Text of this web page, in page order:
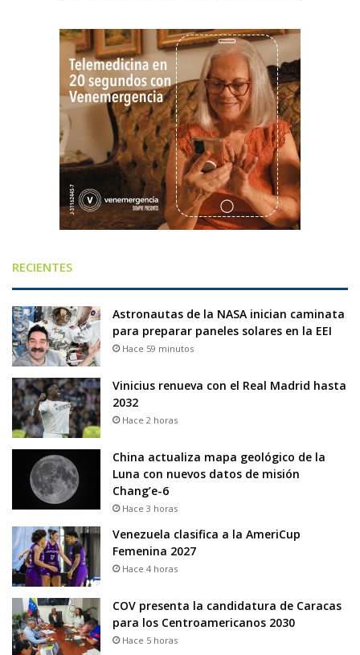
RECIENTES
Astronautas de la NASA inician caminata
para preparar paneles solares en la EEI
Hace 59 minutos
Vinicius renueva con el Real Madrid hasta
2032
Hace 2 horas
China actualiza mapa geológico de la
Luna con nuevos datos de misión
Chang’e-6
Hace 3 horas
Venezuela clasifica a la AmeriCup
Femenina 2027
Hace 4 horas
COV presenta la candidatura de Caracas
para los Centroamericanos 2030
Hace 5 horas